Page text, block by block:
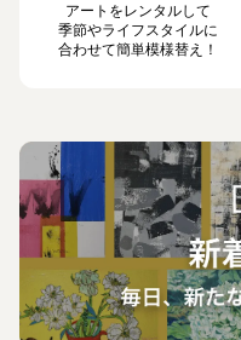
アートをレンタルして
季節やライフスタイルに
合わせて簡単模様替え！